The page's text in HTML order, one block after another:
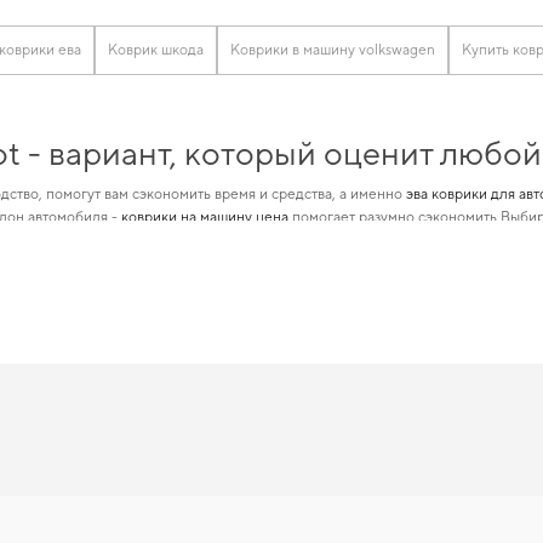
ева Коврик шкода Коврики в машину volkswagen Купить
- вариант, который оценит
помогут вам сэкономить время и средства, а именно эва коврики для
автомобиля - коврики на машину цена помогает разумно сэкономить
Сделайте поездки более удобными,